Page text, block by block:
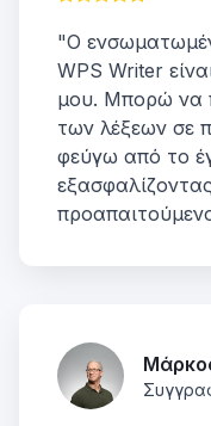
"Ο
WPS Writer
μου. Μπορώ να
των λέξεων σε
φεύγω από το